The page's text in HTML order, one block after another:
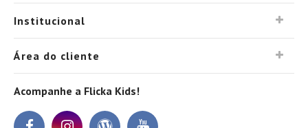
Institucional
Área do cliente
Acompanhe a Flicka Kids!